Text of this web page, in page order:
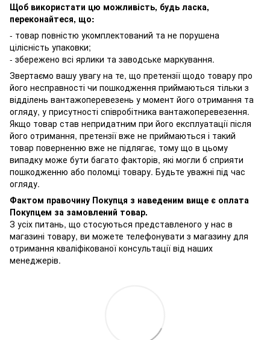
Щоб використати цю можливість, будь ласка,
переконайтеся, що:
- товар повністю укомплектований та не порушена
цілісність упаковки;
- збережено всі ярлики та заводське маркування.
Звертаємо вашу увагу на те, що претензії щодо товару про
його несправності чи пошкодження приймаються тільки з
відділень вантажоперевезень у момент його отримання та
огляду, у присутності співробітника вантажоперевезення.
Якщо товар став непридатним при його експлуатації після
його отримання, претензії вже не приймаються і такий
товар поверненню вже не підлягає, тому що в цьому
випадку може бути багато факторів, які могли б сприяти
пошкодженню або поломці товару. Будьте уважні під час
огляду.
Фактом правочину Покупця з наведеним вище є оплата
Покупцем за замовлений товар.
З усіх питань, що стосуються представленого у нас в
магазині товару, ви можете телефонувати з магазину для
отримання кваліфікованої консультації від наших
менеджерів.